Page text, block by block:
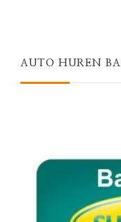
AUTO HUREN